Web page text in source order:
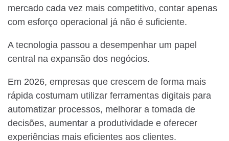
mercado cada vez mais competitivo, contar apenas
com esforço operacional já não é suficiente.
A tecnologia passou a desempenhar um papel
central na expansão dos negócios.
Em 2026, empresas que crescem de forma mais
rápida costumam utilizar ferramentas digitais para
automatizar processos, melhorar a tomada de
decisões, aumentar a produtividade e oferecer
experiências mais eficientes aos clientes.